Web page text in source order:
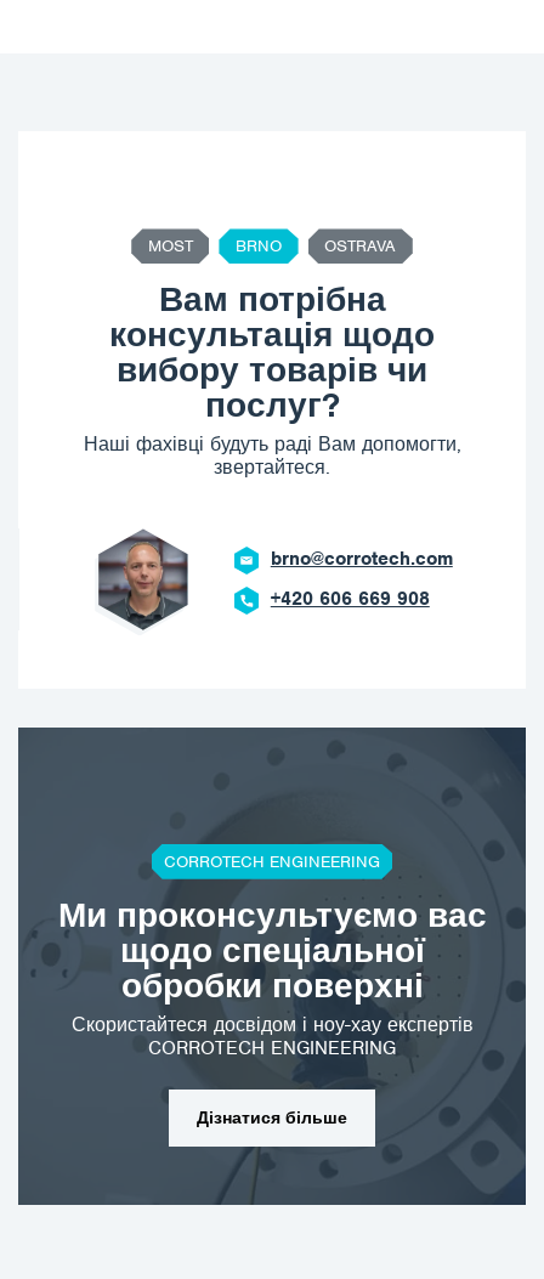
MOST BRNO OSTRAVA
Вам потрібна
консультація щодо
вибору товарів чи
послуг?
Наші фахівці будуть раді Вам допомогти,
звертайтеся.
brno@corrotech.com
+420 606 669 908
CORROTECH ENGINEERING
Ми проконсультуємо вас
щодо спеціальної
обробки поверхні
Скористайтеся досвідом і ноу-хау експертів
CORROTECH ENGINEERING
Дізнатися більше